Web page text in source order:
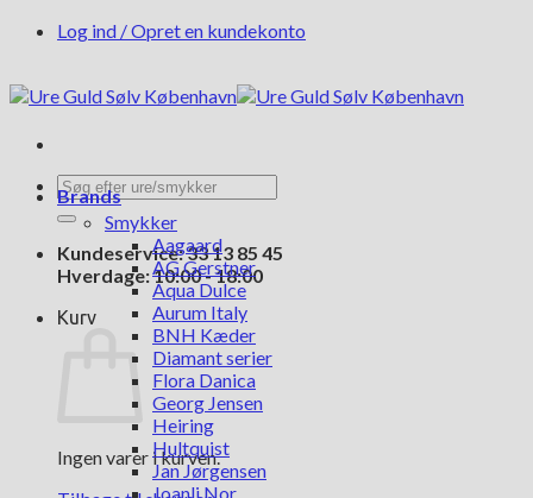
FortsætLog ind / Opret en kundekonto
Søg
efter:
Kundeservice: 33 13 85 45
Hverdage: 10:00 - 18:00
Kurv
Ingen varer i kurven.
Brands
Smykker
Aagaard
AG Gerstner
Aqua Dulce
Aurum Italy
BNH Kæder
Diamant serier
Flora Danica
Georg Jensen
Heiring
Hultquist
Jan Jørgensen
Joanli Nor